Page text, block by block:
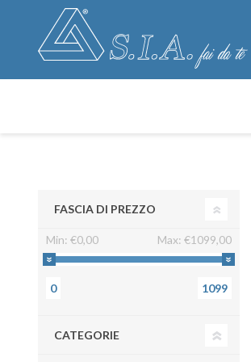
FASCIA DI PREZZO
Min: €0,00 Max: €1099,00
0 1099
CATEGORIE